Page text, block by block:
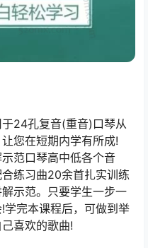
24孔复音(重音)口琴从
您在短期内学有所成!
范口琴高中低各个音
练习曲20余首扎实训练
示范。只要学生一步一
学完本课程后，可做到举
喜欢的歌曲!